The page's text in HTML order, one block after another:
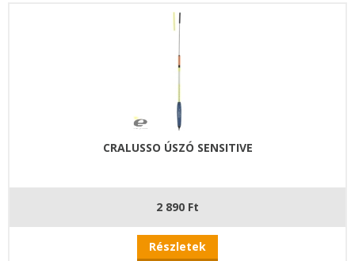
CRALUSSO ÚSZÓ SENSITIVE
2 890 Ft
Részletek